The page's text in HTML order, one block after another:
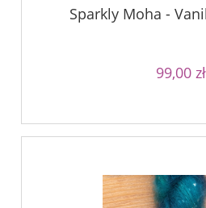
Sparkly Moha -
99,00 zł